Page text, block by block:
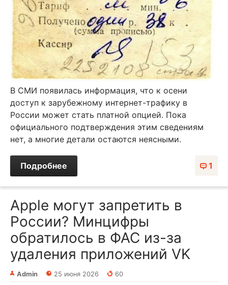
В СМИ появилась информация, что к осени
доступ к зарубежному интернет-трафику в
России может стать платной опцией. Пока
официального подтверждения этим сведениям
нет, а многие детали остаются неясными.
1
Подробнее
Apple могут запретить в
России? Минцифры
обратилось в ФАС из-за
удаления приложений VK
Admin 25 июня 2026
60